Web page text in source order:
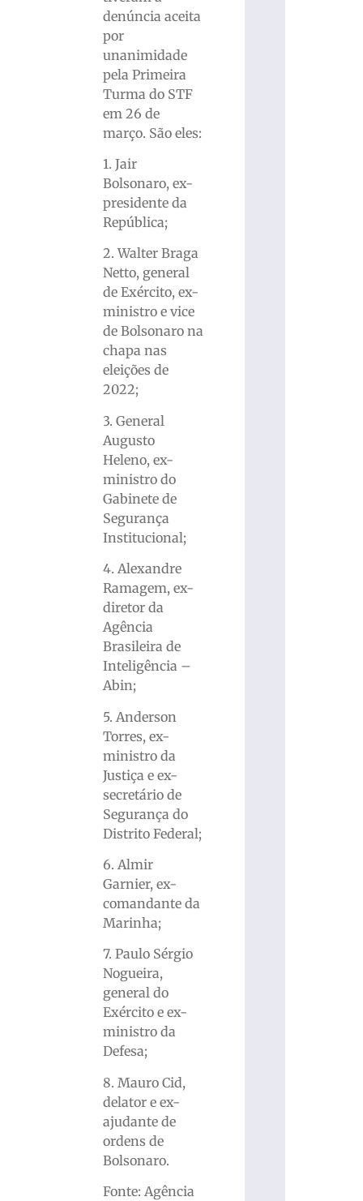
denúncia aceita
por
unanimidade
pela Primeira
Turma do STF
em 26 de
março. São eles:
1. Jair
Bolsonaro, ex-
presidente da
República;
2. Walter Braga
Netto, general
de Exército, ex-
ministro e vice
de Bolsonaro na
chapa nas
eleições de
2022;
3. General
Augusto
Heleno, ex-
ministro do
Gabinete de
Segurança
Institucional;
4. Alexandre
Ramagem, ex-
diretor da
Agência
Brasileira de
Inteligência –
Abin;
5. Anderson
Torres, ex-
ministro da
Justiça e ex-
secretário de
Segurança do
Distrito Federal;
6. Almir
Garnier, ex-
comandante da
Marinha;
7. Paulo Sérgio
Nogueira,
general do
Exército e ex-
ministro da
Defesa;
8. Mauro Cid,
delator e ex-
ajudante de
ordens de
Bolsonaro.
Fonte: Agência